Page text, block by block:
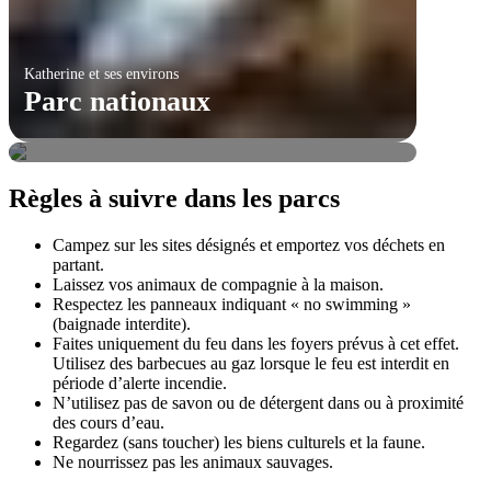
Katherine et ses environs
Parc nationaux
Tennant Creek
Parc nationaux
Règles à suivre dans les parcs
Campez sur les sites désignés et emportez vos déchets en
partant.
Laissez vos animaux de compagnie à la maison.
Respectez les panneaux indiquant « no swimming »
(baignade interdite).
Faites uniquement du feu dans les foyers prévus à cet effet.
Utilisez des barbecues au gaz lorsque le feu est interdit en
période d’alerte incendie.
N’utilisez pas de savon ou de détergent dans ou à proximité
des cours d’eau.
Regardez (sans toucher) les biens culturels et la faune.
Ne nourrissez pas les animaux sauvages.